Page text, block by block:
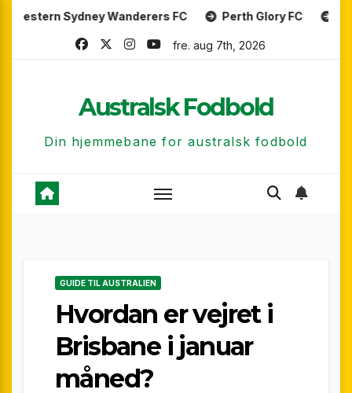
Skip
Wanderers FC Perth Glory FC Central
fre. aug 7th, 2026
Australsk Fodbold
Din hjemmebane for australsk fodbold
GUIDE TIL AUSTRALIEN
Hvordan er vejret i
Brisbane i januar
måned?